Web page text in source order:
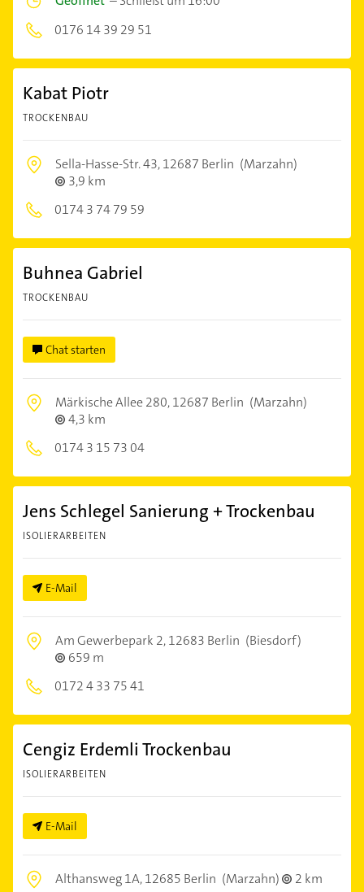
0176 14 39 29 51
Kabat Piotr
TROCKENBAU
Sella-Hasse-Str. 43,12687 Berlin (Marzahn)
3,9 km
0174 3 74 79 59
Buhnea Gabriel
TROCKENBAU
Chat starten
Märkische Allee 280,12687 Berlin (Marzahn)
4,3 km
0174 3 15 73 04
Jens Schlegel Sanierung + Trockenbau
ISOLIERARBEITEN
E-Mail
Am Gewerbepark 2,12683 Berlin (Biesdorf)
659 m
0172 4 33 75 41
Cengiz Erdemli Trockenbau
ISOLIERARBEITEN
E-Mail
Althansweg 1A,12685 Berlin (Marzahn)
2 km